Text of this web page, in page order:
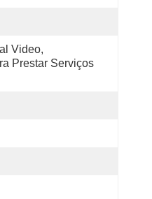
Video,
Prestar Serviços